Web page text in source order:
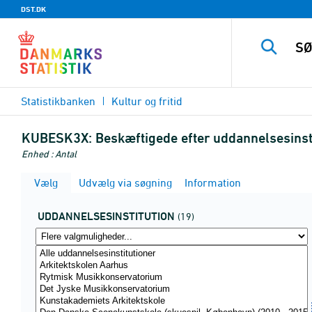
DST.DK
Statistikbanken Kultur og fritid
KUBESK3X: Beskæftigede efter
Enhed : Antal
Vælg Udvælg via søgning Information
UDDANNELSESINSTITUTION (19)